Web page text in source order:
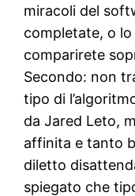
miracoli del
completate, o
comparirete
Secondo: non
tipo di
da Jared Leto,
affinita e tanto
diletto
spiegato che